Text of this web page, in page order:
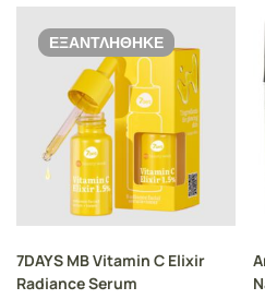
ΕΞΑΝΤΛΉΘΗΚΕ
7DAYS MB Vitamin C Elixir
Radiance Serum